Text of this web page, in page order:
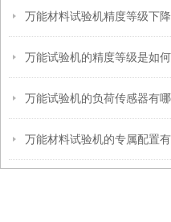
万能试验机的精度等级是如
万能试验机的负荷传感器有
万能材料试验机的专属配置